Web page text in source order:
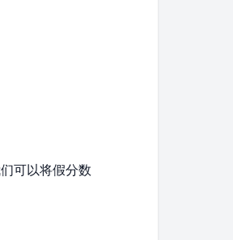
可以将假分数